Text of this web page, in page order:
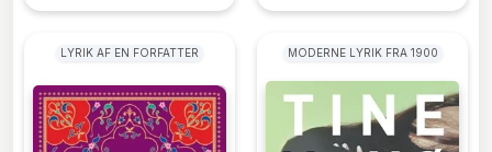
LYRIK AF EN FORFATTER MODERNE LYRIK FRA 1900